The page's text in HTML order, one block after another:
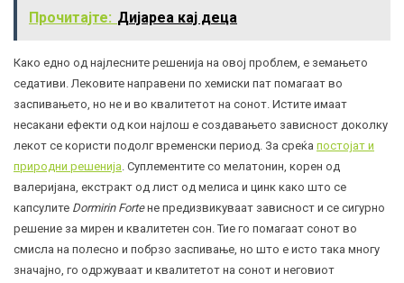
Прочитајте: Дијареа кај деца
Како едно од најлесните решенија на овој проблем, е земањето
седативи. Лековите направени по хемиски пат помагаат во
заспивањето, но не и во квалитетот на сонот. Истите имаат
несакани ефекти од кои најлош е создавањето зависност доколку
лекот се користи подолг временски период. За среќа постојат и
природни решенија. Суплементите со мелатонин, корен од
валеријана, екстракт од лист од мелиса и цинк како што се
капсулите Dormirin Forteне предизвикуваат зависност и се сигурно
решение за мирен и квалитетен сон. Тие го помагаат сонот во
смисла на полесно и побрзо заспивање, но што е исто така многу
значајно, го одржуваат и квалитетот на сонот и неговиот